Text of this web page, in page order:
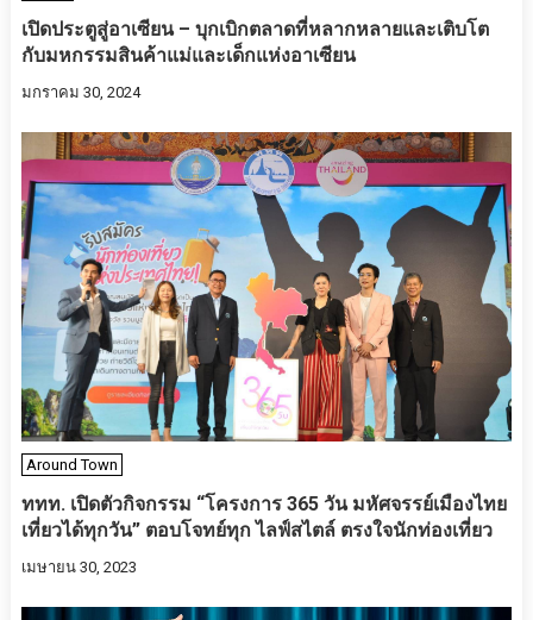
เปิดประตูสู่อาเซียน – บุกเบิกตลาดที่หลากหลายและเติบโต
กับมหกรรมสินค้าแม่และเด็กแห่งอาเซียน
มกราคม 30, 2024
Around Town
ททท. เปิดตัวกิจกรรม “โครงการ 365 วัน มหัศจรรย์เมืองไทย
เที่ยวได้ทุกวัน” ตอบโจทย์ทุก ไลฟ์สไตล์ ตรงใจนักท่องเที่ยว
เมษายน 30, 2023